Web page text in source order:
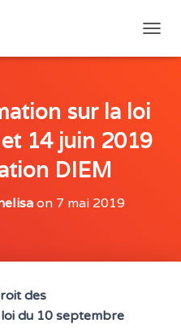
U
/
F
sur la loi
14 juin 2019
DIEM
on 7 mai 2019
des
loi du 10 septembre